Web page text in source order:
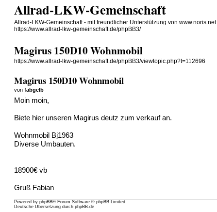
Allrad-LKW-Gemeinschaft
Allrad-LKW-Gemeinschaft - mit freundlicher Unterstützung von www.noris.net
https://www.allrad-lkw-gemeinschaft.de/phpBB3/
Magirus 150D10 Wohnmobil
https://www.allrad-lkw-gemeinschaft.de/phpBB3/viewtopic.php?t=112696
Magirus 150D10 Wohnmobil
vonfabgelb
Moin moin,
Biete hier unseren Magirus deutz zum verkauf an.
Wohnmobil Bj1963
Diverse Umbauten.
18900€ vb
Gruß Fabian
Powered byphpBB® Forum Software © phpBB Limited
Deutsche Übersetzung durchphpBB.de